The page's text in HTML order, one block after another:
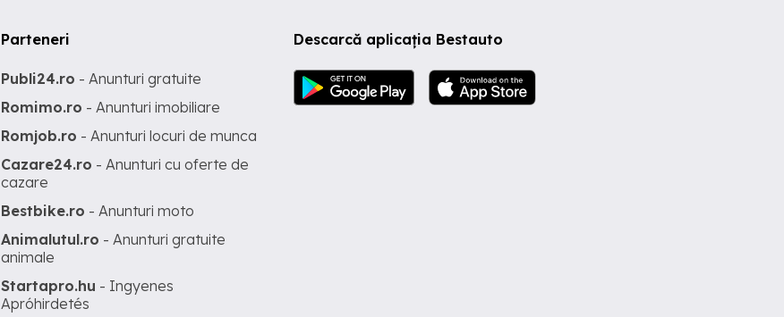
Descarcă aplicația Bestauto
Parteneri
Publi24.ro - Anunturi gratuite
Romimo.ro - Anunturi imobiliare
Romjob.ro - Anunturi locuri de munca
Cazare24.ro - Anunturi cu oferte de
cazare
Bestbike.ro - Anunturi moto
Animalutul.ro - Anunturi gratuite
animale
Startapro.hu - Ingyenes
Apróhirdetés